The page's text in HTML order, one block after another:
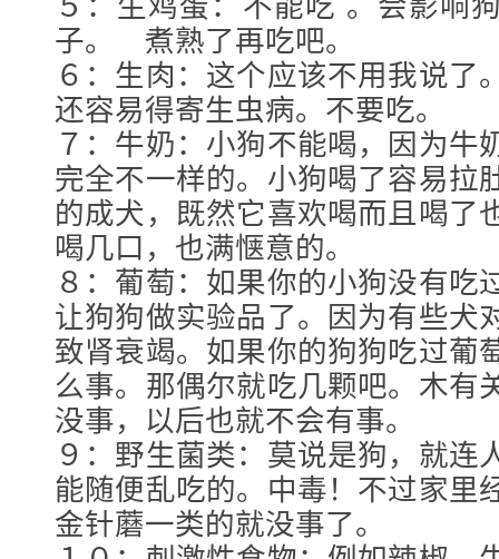
子。 煮熟了再吃吧。
６：生肉：这个应该不用我说了
还容易得寄生虫病。不要吃。
７：牛奶：小狗不能喝，因为牛
完全不一样的。小狗喝了容易拉
的成犬，既然它喜欢喝而且喝了
喝几口，也满惬意的。
８：葡萄：如果你的小狗没有吃
让狗狗做实验品了。因为有些犬
致肾衰竭。如果你的狗狗吃过葡
么事。那偶尔就吃几颗吧。木有
没事，以后也就不会有事。
９：野生菌类：莫说是狗，就连
能随便乱吃的。中毒！不过家里
金针蘑一类的就没事了。